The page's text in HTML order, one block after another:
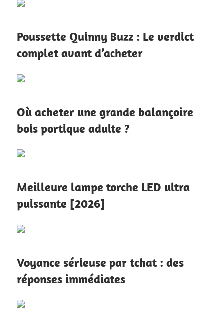
Poussette Quinny Buzz : Le verdict
complet avant d’acheter
Où acheter une grande balançoire
bois portique adulte ?
Meilleure lampe torche LED ultra
puissante [2026]
Voyance sérieuse par tchat : des
réponses immédiates